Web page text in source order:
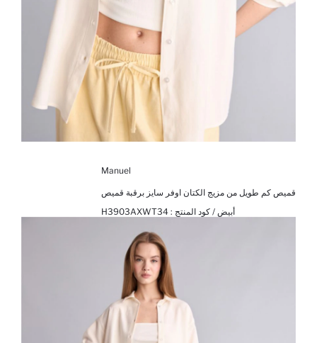
Manuel
قميص كم طويل من مزيج الكتان اوفر سايز برقبة قميص
أبيض / كود المنتج : H3903AXWT34